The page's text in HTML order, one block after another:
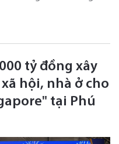
tỷ đồng xây
hội, nhà ở cho
tại Phú